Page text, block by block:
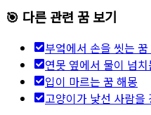
🎯 다른 관련 꿈 보기
부엌에서 손을 씻는 꿈
연못 옆에서 물이 넘
입이 마르는 꿈 해몽
고양이가 낯선 사람을